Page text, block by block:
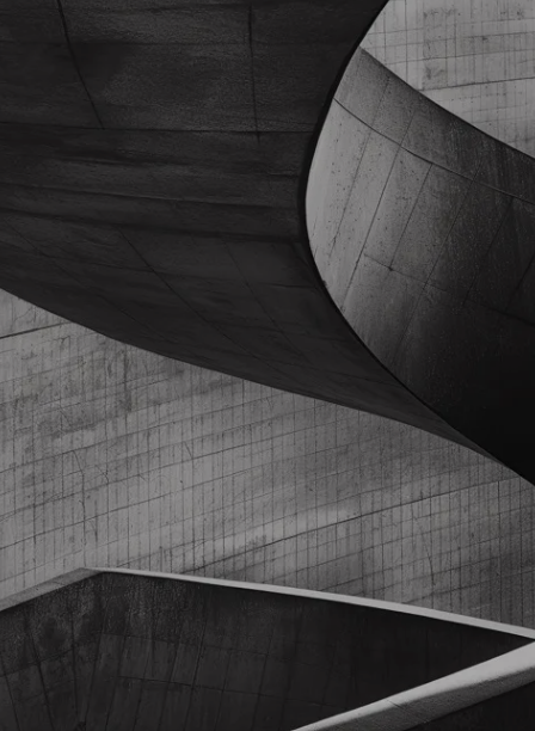
EMPLOYEURS DANS LE CADRE DE LA GESTION DES
ACCIDENTS DU TRAVAIL ET MALADIE PROFESSIONNELLES.